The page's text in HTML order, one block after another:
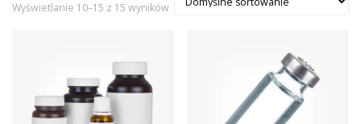
Wyświetlanie 10–15 z 15 wyników